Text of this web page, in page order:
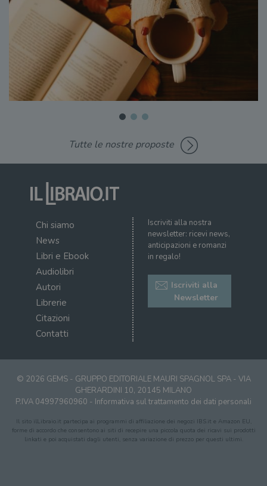
Tutte le nostre proposte
Chi siamo
News
Libri e Ebook
Audiolibri
Autori
Librerie
Citazioni
Contatti
Iscriviti alla nostra
newsletter: ricevi news,
anticipazioni e romanzi
in regalo!
Iscriviti alla
Newsletter
© 2026 GEMS - GRUPPO EDITORIALE MAURI SPAGNOL SPA - VIA
GHERARDINI 10, 20145 MILANO
P.IVA 04997960960 - Informativa sul trattamento dei dati personali
Il sito ilLibraio.it partecipa ai programmi di affiliazione dei negozi IBS.it e Amazon EU,
forme di accordo che consentono ai siti di recepire una piccola quota dei ricavi sui prodotti
linkati e poi acquistati dagli utenti, senza variazione di prezzo per questi ultimi.